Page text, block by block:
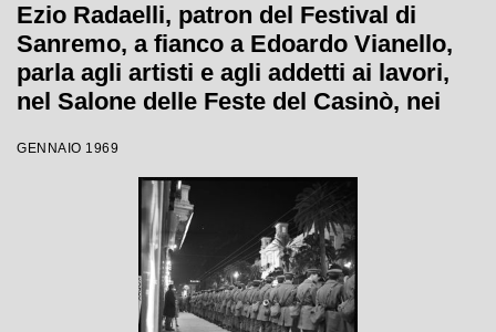
Ezio Radaelli, patron del Festival di
Sanremo, a fianco a Edoardo Vianello,
parla agli artisti e agli addetti ai lavori,
nel Salone delle Feste del Casinò, nei
GENNAIO 1969